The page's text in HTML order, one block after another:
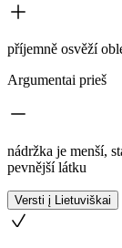
příjemně osvěží
Argumentai prieš
nádržka je menší,
pevnější látku
Versti į Lietuviškai